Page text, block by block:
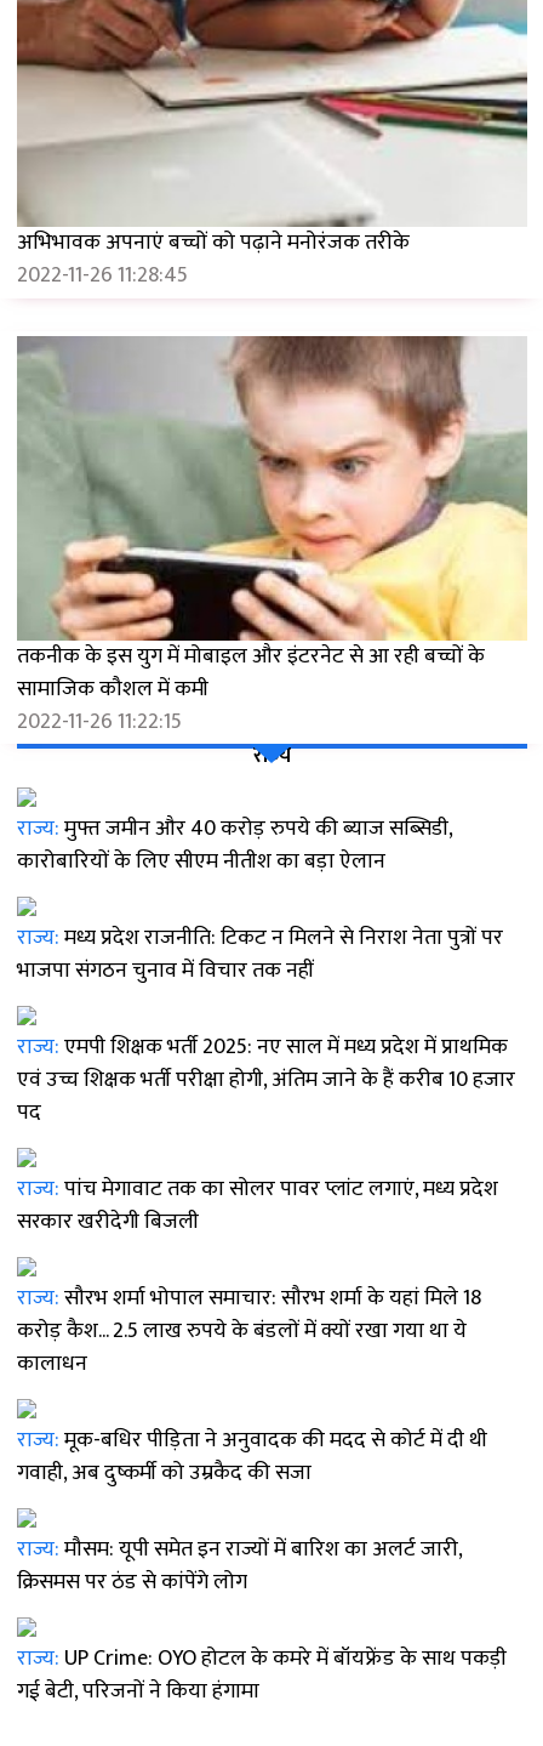
अभिभावक अपनाएं बच्चों को पढ़ाने मनोरंजक तरीके
2022-11-26 11:28:45
तकनीक के इस युग में मोबाइल और इंटरनेट से आ रही बच्चों के
सामाजिक कौशल में कमी
2022-11-26 11:22:15
राज्य
राज्य:मुफ्त जमीन और 40 करोड़ रुपये की ब्याज सब्सिडी,
कारोबारियों के लिए सीएम नीतीश का बड़ा ऐलान
राज्य:मध्य प्रदेश राजनीति: टिकट न मिलने से निराश नेता पुत्रों पर
भाजपा संगठन चुनाव में विचार तक नहीं
राज्य:एमपी शिक्षक भर्ती 2025: नए साल में मध्य प्रदेश में प्राथमिक
एवं उच्च शिक्षक भर्ती परीक्षा होगी, अंतिम जाने के हैं करीब 10 हजार
पद
राज्य:पांच मेगावाट तक का सोलर पावर प्लांट लगाएं, मध्य प्रदेश
सरकार खरीदेगी बिजली
राज्य:सौरभ शर्मा भोपाल समाचार: सौरभ शर्मा के यहां मिले 18
करोड़ कैश... 2.5 लाख रुपये के बंडलों में क्यों रखा गया था ये
कालाधन
राज्य:मूक-बधिर पीड़िता ने अनुवादक की मदद से कोर्ट में दी थी
गवाही, अब दुष्कर्मी को उम्रकैद की सजा
राज्य:मौसम: यूपी समेत इन राज्यों में बारिश का अलर्ट जारी,
क्रिसमस पर ठंड से कांपेंगे लोग
राज्य: UP Crime: OYO होटल के कमरे में बॉयफ्रेंड के साथ पकड़ी
गई बेटी, परिजनों ने किया हंगामा